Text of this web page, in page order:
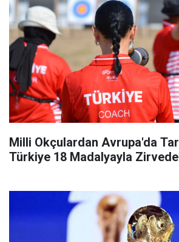
Milli Okçulardan Avrupa'da
Türkiye 18 Madalyayla